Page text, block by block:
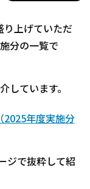
上げていただ
分の一覧で
しています。
2025年度実施分
ジで抜粋して紹